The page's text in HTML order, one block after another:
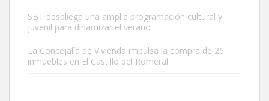
Leales.org » Gran Canaria | 6.7.2025
SBT despliega una amplia programación cultural y
juvenil para dinamizar el verano
La Concejalía de Vivienda impulsa la compra de 26
inmuebles en El Castillo del Romeral